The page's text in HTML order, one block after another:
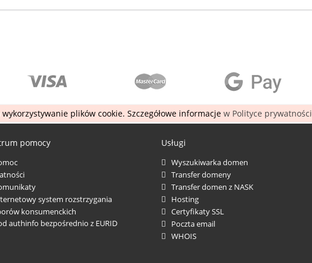
plików cookie. Szczegółowe informacje w Polityce prywatności
pomocy
system rozstrzygania
konsumenckich
authinfo bezpośrednio z EURID
Usługi
Wyszukiwarka domen
Transfer domeny
Transfer domen z NASK
Hosting
Certyfikaty SSL
Poczta email
WHOIS